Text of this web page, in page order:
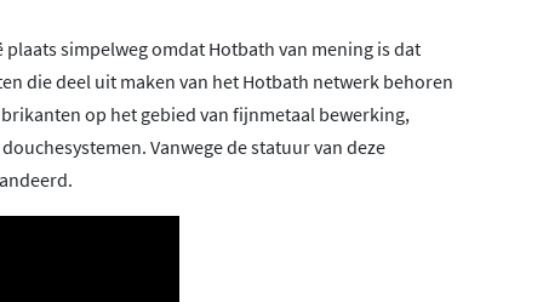
simpelweg omdat Hotbath van mening is dat
die deel uit maken van het Hotbath netwerk behoren
op het gebied van fijnmetaal bewerking,
Vanwege de statuur van deze